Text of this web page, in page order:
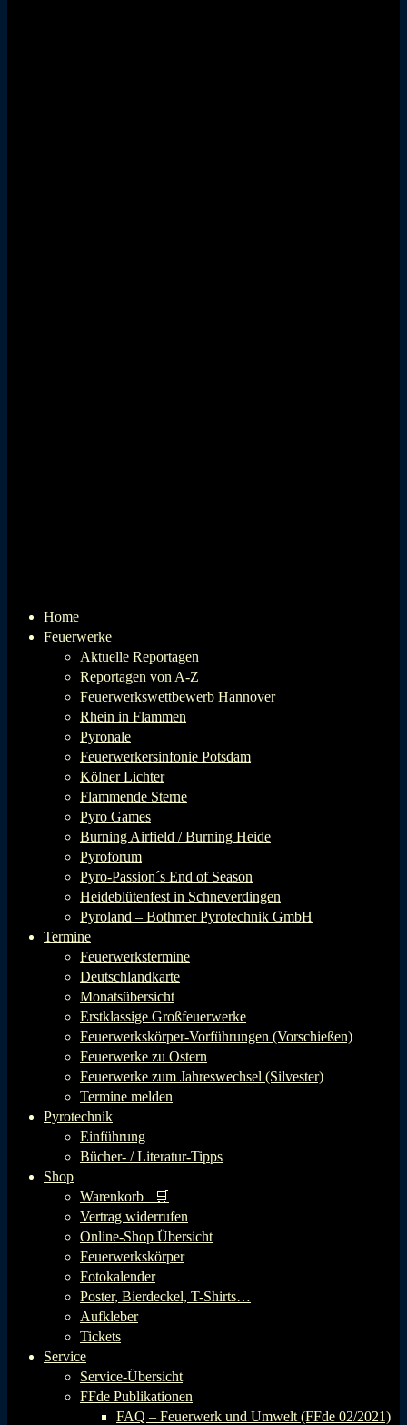
Home
Feuerwerke
Aktuelle Reportagen
Reportagen von A-Z
Feuerwerkswettbewerb Hannover
Rhein in Flammen
Pyronale
Feuerwerkersinfonie Potsdam
Kölner Lichter
Flammende Sterne
Pyro Games
Burning Airfield / Burning Heide
Pyroforum
Pyro-Passion´s End of Season
Heideblütenfest in Schneverdingen
Pyroland – Bothmer Pyrotechnik GmbH
Termine
Feuerwerkstermine
Deutschlandkarte
Monatsübersicht
Erstklassige Großfeuerwerke
Feuerwerkskörper-Vorführungen (Vorschießen)
Feuerwerke zu Ostern
Feuerwerke zum Jahreswechsel (Silvester)
Termine melden
Pyrotechnik
Einführung
Bücher- / Literatur-Tipps
Shop
Warenkorb 🛒
Vertrag widerrufen
Online-Shop Übersicht
Feuerwerkskörper
Fotokalender
Poster, Bierdeckel, T-Shirts…
Aufkleber
Tickets
Service
Service-Übersicht
FFde Publikationen
FAQ – Feuerwerk und Umwelt (FFde 02/2021)